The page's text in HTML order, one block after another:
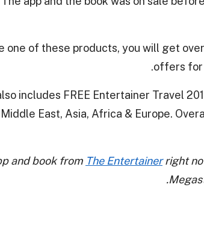
one of these products, you will get
offers for
includes FREE Entertainer Travel
East, Asia, Africa & Europe.
and book from The Entertainerright